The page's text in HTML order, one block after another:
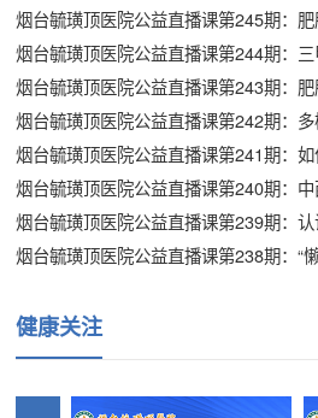
烟台毓璜顶医院公益直播课第245期：
烟台毓璜顶医院公益直播课第243期：
烟台毓璜顶医院公益直播课第242期：
烟台毓璜顶医院公益直播课第241期：
烟台毓璜顶医院公益直播课第240期：
烟台毓璜顶医院公益直播课第239期：
健康关注